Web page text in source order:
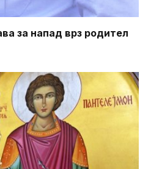
за напад врз родител